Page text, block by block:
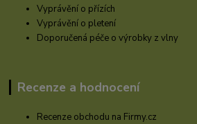
Vyprávění o přízích
Vyprávění o pletení
Doporučená péče o výrobky z vlny
Recenze a hodnocení
Recenze obchodu na Firmy.cz